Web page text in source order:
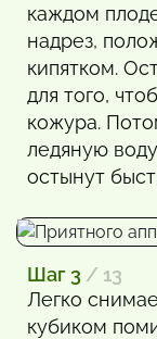
каждом
надрез,
кипятком.
для того,
кожура.
ледяную
остынут
Шаг 3 / 13
Легко
кубиком